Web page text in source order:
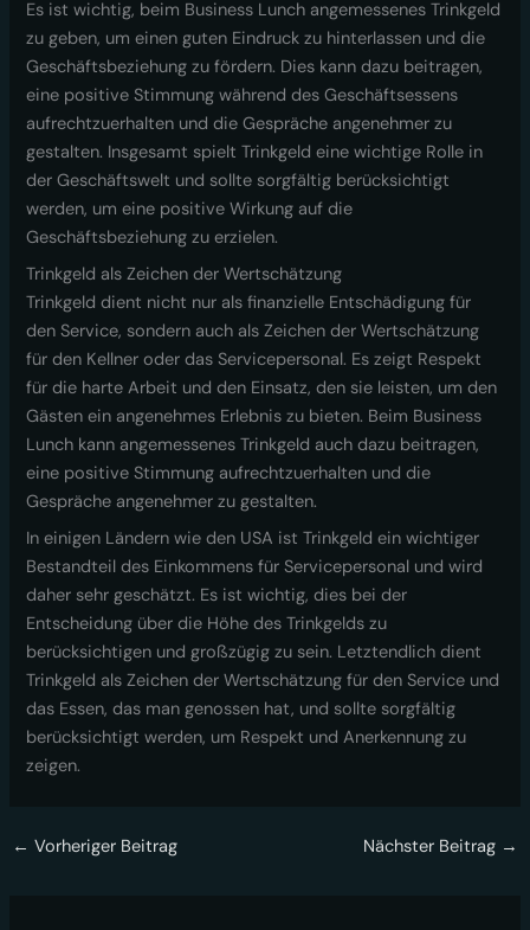
Es ist wichtig, beim Business Lunch angemessenes Trinkgeld
zu geben, um einen guten Eindruck zu hinterlassen und die
Geschäftsbeziehung zu fördern. Dies kann dazu beitragen,
eine positive Stimmung während des Geschäftsessens
aufrechtzuerhalten und die Gespräche angenehmer zu
gestalten. Insgesamt spielt Trinkgeld eine wichtige Rolle in
der Geschäftswelt und sollte sorgfältig berücksichtigt
werden, um eine positive Wirkung auf die
Geschäftsbeziehung zu erzielen.
Trinkgeld als Zeichen der Wertschätzung
Trinkgeld dient nicht nur als finanzielle Entschädigung für
den Service, sondern auch als Zeichen der Wertschätzung
für den Kellner oder das Servicepersonal. Es zeigt Respekt
für die harte Arbeit und den Einsatz, den sie leisten, um den
Gästen ein angenehmes Erlebnis zu bieten. Beim Business
Lunch kann angemessenes Trinkgeld auch dazu beitragen,
eine positive Stimmung aufrechtzuerhalten und die
Gespräche angenehmer zu gestalten.
In einigen Ländern wie den USA ist Trinkgeld ein wichtiger
Bestandteil des Einkommens für Servicepersonal und wird
daher sehr geschätzt. Es ist wichtig, dies bei der
Entscheidung über die Höhe des Trinkgelds zu
berücksichtigen und großzügig zu sein. Letztendlich dient
Trinkgeld als Zeichen der Wertschätzung für den Service und
das Essen, das man genossen hat, und sollte sorgfältig
berücksichtigt werden, um Respekt und Anerkennung zu
zeigen.
← Vorheriger Beitrag Nächster Beitrag →